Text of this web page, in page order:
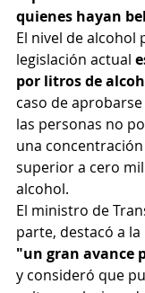
quienes hayan
El nivel de alcohol
legislación actual
por litros de
caso de
las personas no
una
superior a cero
alcohol.
El ministro de
parte, destacó a
"un gran avance
y consideró que